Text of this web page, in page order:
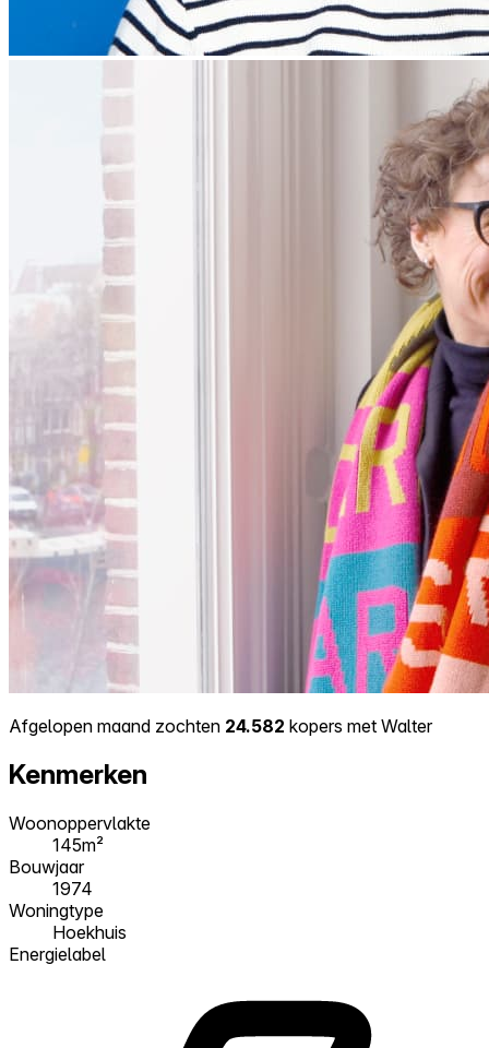
Afgelopen maand zochten 24.582 kopers met Walter
Kenmerken
Woonoppervlakte
145m²
Bouwjaar
1974
Woningtype
Hoekhuis
Energielabel